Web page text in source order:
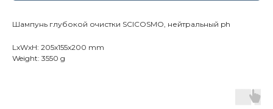
Шампунь глубокой очистки SCICOSMO, нейтральный ph
LxWxH: 205x155x200 mm
Weight: 3550 g